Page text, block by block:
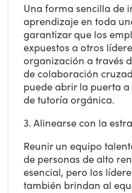
Una forma sencilla de
aprendizaje en toda
garantizar que los
expuestos a otros
organización a través
de colaboración
puede abrir la puerta
de tutoría orgánica.
3. Alinearse con la
Reunir un equipo
de personas de alto
esencial, pero los
también brindan al